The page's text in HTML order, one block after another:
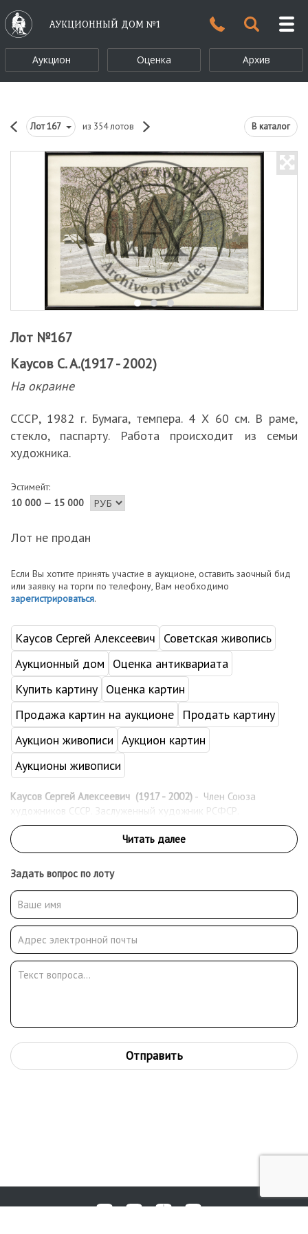
АУКЦИОННЫЙ ДОМ №1
Аукцион Оценка Архив
Лот167 из 354 лотов В каталог
Лот №167
Каусов С. А.(1917 - 2002)
На окраине
СССР, 1982 г. Бумага, темпера. 4 Х 60 см. В раме,
стекло, паспарту. Работа происходит из семьи
художника.
Эстимейт:
10 000 — 15 000
Лот не продан
Если Вы хотите принять участие в аукционе, оставить заочный бид
или заявку на торги по телефону, Вам необходимо
зарегистрироваться.
Каусов Сергей Алексеевич
Советская живопись
Аукционный дом
Оценка антиквариата
Купить картину Оценка картин
Продажа картин на аукционе
Продать картину
Аукцион живописи Аукцион картин
Аукционы живописи
Каусов Сергей Алексеевич (1917 - 2002) - Член Союза
художников СССР. Заслуженный художник РСФСР.
Задать вопрос по лоту
Отправить